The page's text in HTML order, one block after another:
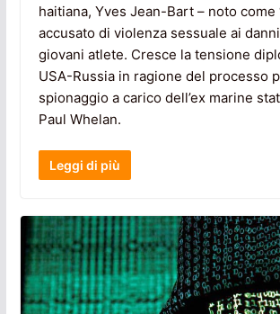
haitiana, Yves Jean-Bart – noto come
accusato di violenza sessuale ai
giovani atlete. Cresce la tensione
USA-Russia in ragione del processo
spionaggio a carico dell’ex marine
Paul Whelan.
Leggi di più